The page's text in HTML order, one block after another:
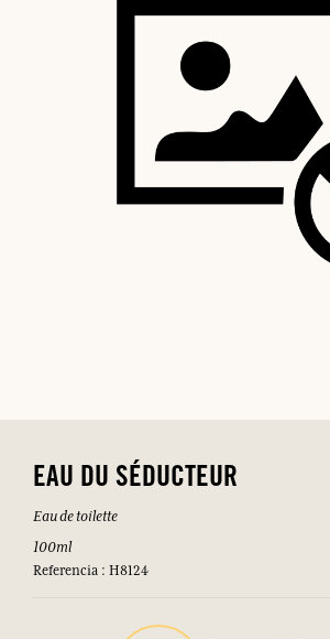
EAU DU SÉDUCTEUR
Eau de toilette
100ml
Referencia : H8124